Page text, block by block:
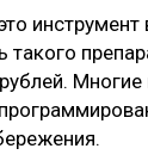
инструмент
такого